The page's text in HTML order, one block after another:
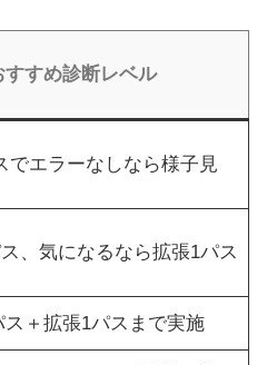
すすめ診断レベル
でエラーなしなら様子見
、気になるなら拡張1パス
ス＋拡張1パスまで実施